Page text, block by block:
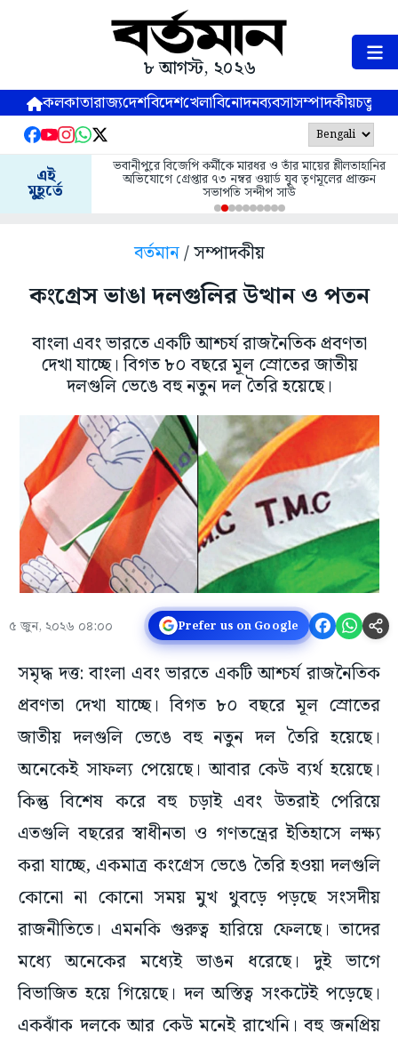
৮ আগস্ট, ২০২৬
কলকাতারাজ্যদেশবিদেশখেলাবিনোদনব্যবসাসম্পাদকীয়
এই
মুহূর্তে
ভবানীপুরে বিজেপি কর্মীকে মারধর ও তাঁর মায়ের শ্লীলতাহানির
অভিযোগে গ্রেপ্তার ৭৩ নম্বর ওয়ার্ড যুব তৃণমূলের প্রাক্তন
সভাপতি সন্দীপ সাউ
বর্তমান/ সম্পাদকীয়
কংগ্রেস ভাঙা দলগুলির উত্থান ও পতন
বাংলা এবং ভারতে একটি আশ্চর্য রাজনৈতিক প্রবণতা
দেখা যাচ্ছে। বিগত ৮০ বছরে মূল স্রোতের জাতীয়
দলগুলি ভেঙে বহু নতুন দল তৈরি হয়েছে।
৫ জুন, ২০২৬ ০৪:০০ Prefer us on Google
সমৃদ্ধ দত্ত: বাংলা এবং ভারতে একটি আশ্চর্য রাজনৈতিক
প্রবণতা দেখা যাচ্ছে। বিগত ৮০ বছরে মূল স্রোতের
জাতীয় দলগুলি ভেঙে বহু নতুন দল তৈরি হয়েছে।
অনেকেই সাফল্য পেয়েছে। আবার কেউ ব্যর্থ হয়েছে।
কিন্তু বিশেষ করে বহু চড়াই এবং উতরাই পেরিয়ে
এতগুলি বছরের স্বাধীনতা ও গণতন্ত্রের ইতিহাসে লক্ষ্য
করা যাচ্ছে, একমাত্র কংগ্রেস ভেঙে তৈরি হওয়া দলগুলি
কোনো না কোনো সময় মুখ থুবড়ে পড়ছে সংসদীয়
রাজনীতিতে। এমনকি গুরুত্ব হারিয়ে ফেলছে। তাদের
মধ্যে অনেকের মধ্যেই ভাঙন ধরেছে। দুই ভাগে
বিভাজিত হয়ে গিয়েছে। দল অস্তিত্ব সংকটেই পড়েছে।
একঝাঁক দলকে আর কেউ মনেই রাখেনি। বহু জনপ্রিয়